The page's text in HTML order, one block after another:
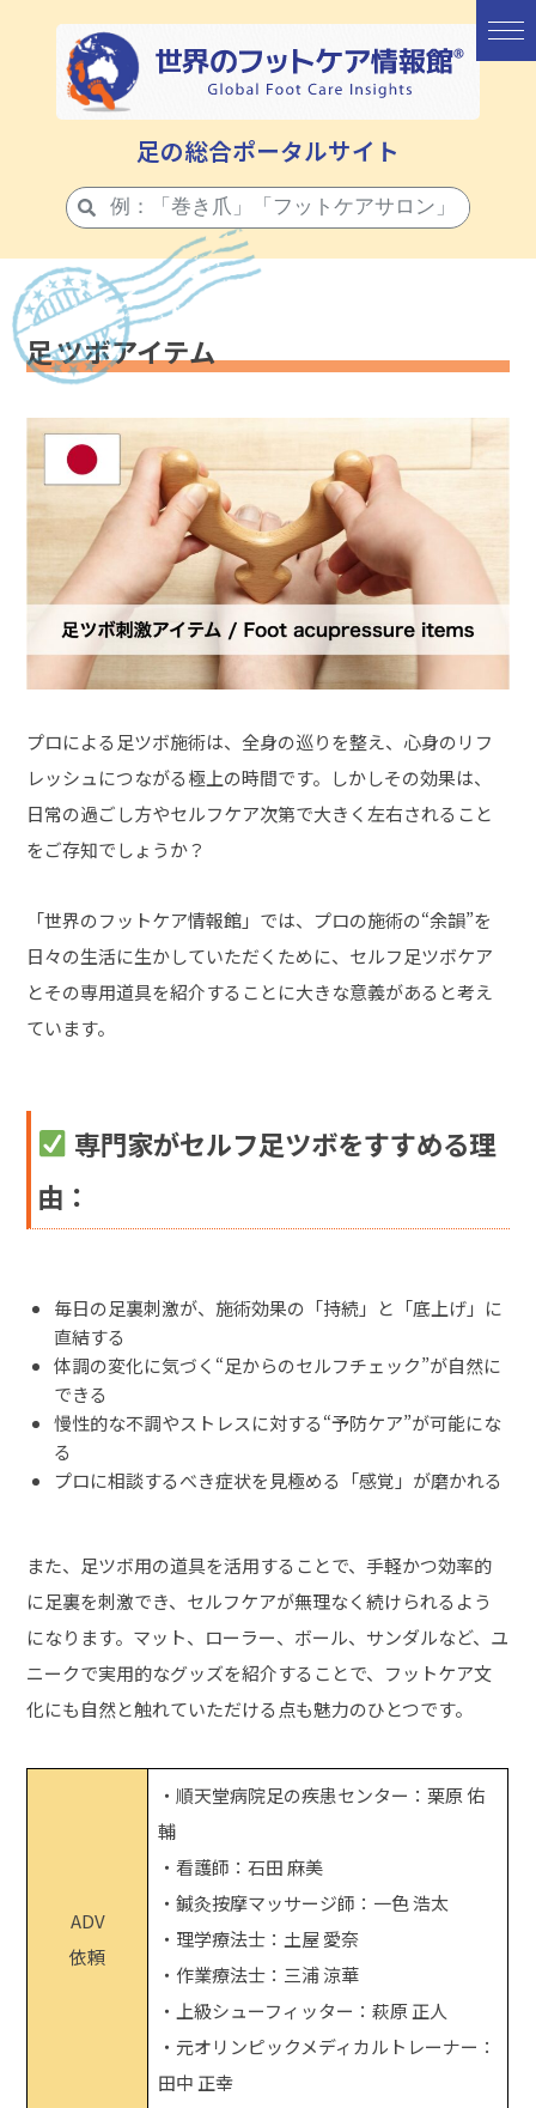
足の総合ポータルサイト
足ツボアイテム
プロによる足ツボ施術は、全身の巡りを整え、心身のリフ
レッシュにつながる極上の時間です。しかしその効果は、
日常の過ごし方やセルフケア次第で大きく左右されること
をご存知でしょうか？
「世界のフットケア情報館」では、プロの施術の“余韻”を
日々の生活に生かしていただくために、セルフ足ツボケア
とその専用道具を紹介することに大きな意義があると考え
ています。
専門家がセルフ足ツボをすすめる理
由：
毎日の足裏刺激が、施術効果の「持続」と「底上げ」に
直結する
体調の変化に気づく“足からのセルフチェック”が自然に
できる
慢性的な不調やストレスに対する“予防ケア”が可能にな
る
プロに相談するべき症状を見極める「感覚」が磨かれる
また、足ツボ用の道具を活用することで、手軽かつ効率的
に足裏を刺激でき、セルフケアが無理なく続けられるよう
になります。マット、ローラー、ボール、サンダルなど、ユ
ニークで実用的なグッズを紹介することで、フットケア文
化にも自然と触れていただける点も魅力のひとつです。
ADV
依頼
・順天堂病院足の疾患センター：栗原 佑
輔
・看護師：石田 麻美
・鍼灸按摩マッサージ師：一色 浩太
・理学療法士：土屋 愛奈
・作業療法士：三浦 涼華
・上級シューフィッター：萩原 正人
・元オリンピックメディカルトレーナー：
田中 正幸